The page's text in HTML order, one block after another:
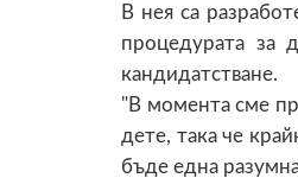
В нея са
процедурата за
кандидатстване.
"В момента сме
дете, така че
бъде една